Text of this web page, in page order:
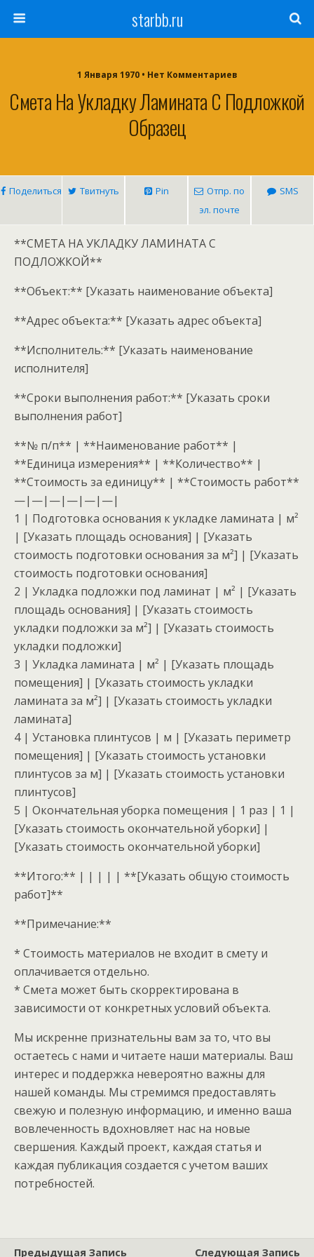
starbb.ru
1 Января 1970 • Нет Комментариев
Смета На Укладку Ламината С Подложкой
Образец
Поделиться Твитнуть Pin
Отпр. по
эл. почте
SMS
**СМЕТА НА УКЛАДКУ ЛАМИНАТА С
ПОДЛОЖКОЙ**
**Объект:** [Указать наименование объекта]
**Адрес объекта:** [Указать адрес объекта]
**Исполнитель:** [Указать наименование
исполнителя]
**Сроки выполнения работ:** [Указать сроки
выполнения работ]
**№ п/п** | **Наименование работ** |
**Единица измерения** | **Количество** |
**Стоимость за единицу** | **Стоимость работ**
—|—|—|—|—|—|
1 | Подготовка основания к укладке ламината | м²
| [Указать площадь основания] | [Указать
стоимость подготовки основания за м²] | [Указать
стоимость подготовки основания]
2 | Укладка подложки под ламинат | м² | [Указать
площадь основания] | [Указать стоимость
укладки подложки за м²] | [Указать стоимость
укладки подложки]
3 | Укладка ламината | м² | [Указать площадь
помещения] | [Указать стоимость укладки
ламината за м²] | [Указать стоимость укладки
ламината]
4 | Установка плинтусов | м | [Указать периметр
помещения] | [Указать стоимость установки
плинтусов за м] | [Указать стоимость установки
плинтусов]
5 | Окончательная уборка помещения | 1 раз | 1 |
[Указать стоимость окончательной уборки] |
[Указать стоимость окончательной уборки]
**Итого:** | | | | | **[Указать общую стоимость
работ]**
**Примечание:**
* Стоимость материалов не входит в смету и
оплачивается отдельно.
* Смета может быть скорректирована в
зависимости от конкретных условий объекта.
Мы искренне признательны вам за то, что вы
остаетесь с нами и читаете наши материалы. Ваш
интерес и поддержка невероятно важны для
нашей команды. Мы стремимся предоставлять
свежую и полезную информацию, и именно ваша
вовлеченность вдохновляет нас на новые
свершения. Каждый проект, каждая статья и
каждая публикация создается с учетом ваших
потребностей.
Предыдущая Запись Следующая Запись